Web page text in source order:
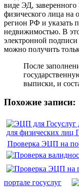
виде ЭД,
физического лица на
регион РФ и указать
недвижимостью. В
электронной подписи
можно получить
После
выписки, и
Похожие записи:
Проверка ЭЦП на
портале госуслуг